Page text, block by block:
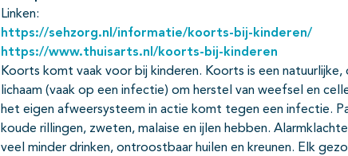
Linken:
https://sehzorg.nl/informatie/koorts-bij-kinderen/
https://www.thuisarts.nl/koorts-bij-kinderen
Koorts komt vaak voor bij kinderen. Koorts is een
lichaam (vaak op een infectie) om herstel van weefsel en
het eigen afweersysteem in actie komt tegen een infectie.
koude rillingen, zweten, malaise en ijlen hebben.
veel minder drinken, ontroostbaar huilen en kreunen. Elk